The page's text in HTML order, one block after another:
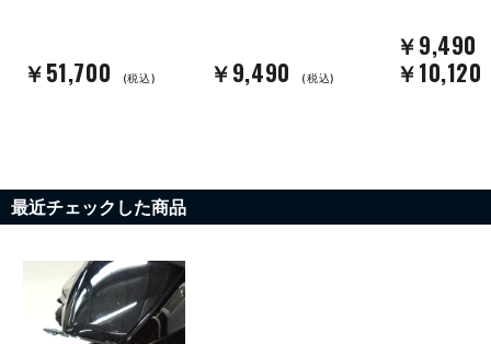
￥51,700 (税込) ￥9,490 (税込)
￥9,490
￥10,120
最近チェックした商品